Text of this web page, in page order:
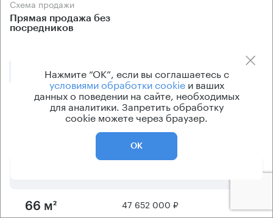
Схема продажи
Прямая продажа без
посредников
Позвонить Получить презентацию
Предложения по продаже в этом здании:
Арендная плата
66 м² 47 652 000 ₽
Нажмите “ОК”, если вы соглашаетесь с
условиями обработки cookieи ваших
данных о поведении на сайте, необходимых
для аналитики. Запретить обработку
cookie можете через браузер.
ОК